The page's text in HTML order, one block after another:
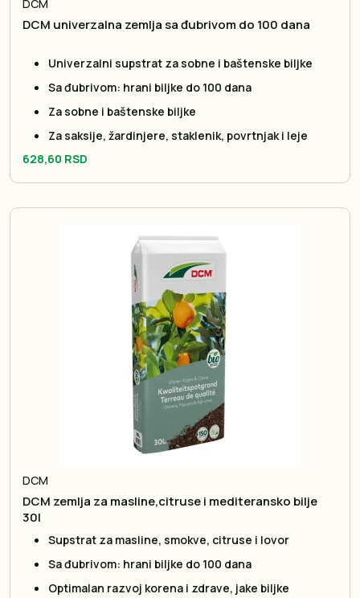
DCM
DCM univerzalna zemlja sa đubrivom do 100 dana
Univerzalni supstrat za sobne i baštenske biljke
Sa đubrivom: hrani biljke do 100 dana
Za sobne i baštenske biljke
Za saksije, žardinjere, staklenik, povrtnjak i leje
628,60 RSD
DCM
DCM zemlja za masline,citruse i mediteransko bilje
30l
Supstrat za masline, smokve, citruse i lovor
Sa đubrivom: hrani biljke do 100 dana
Optimalan razvoj korena i zdrave, jake biljke